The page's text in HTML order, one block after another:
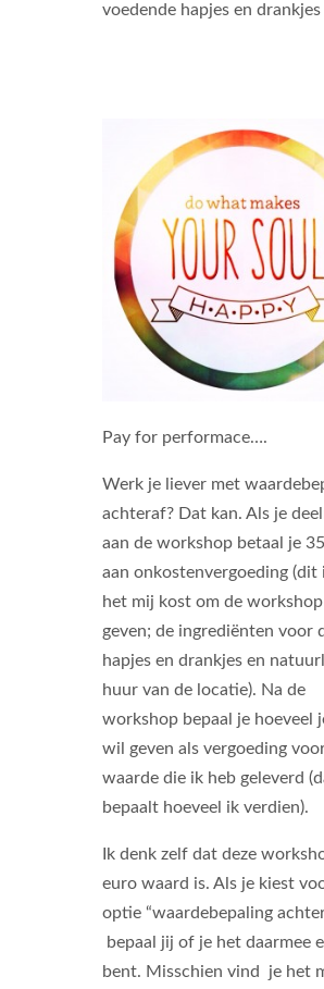
voedende hapjes en drankjes
Pay for performace….
Werk je liever met
achteraf? Dat kan. Als je
aan de workshop betaal je
aan onkostenvergoeding (dit
het mij kost om de
geven; de ingrediënten voor
hapjes en drankjes en
huur van de locatie). Na de
workshop bepaal je hoeveel
wil geven als vergoeding
waarde die ik heb geleverd
bepaalt hoeveel ik verdien).
Ik denk zelf dat deze
euro waard is. Als je kiest
optie “waardebepaling
bepaal jij of je het daarmee
bent. Misschien vind je het